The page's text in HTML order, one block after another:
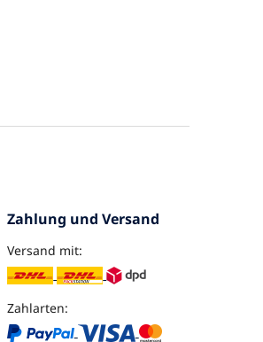
Zahlung und Versand
Versand mit:
Zahlarten: